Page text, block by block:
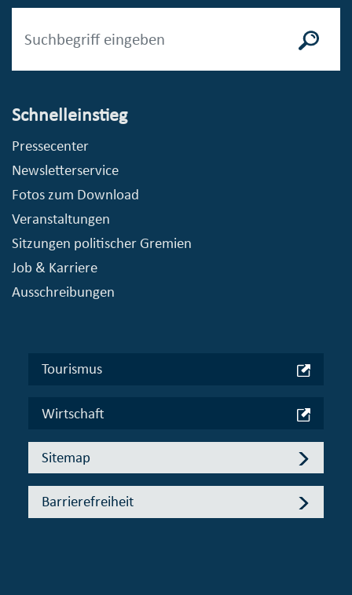
Schnelleinstieg
Pressecenter
Newsletterservice
Fotos zum Download
Veranstaltungen
Sitzungen politischer Gremien
Job & Karriere
Ausschreibungen
Tourismus
Wirtschaft
Sitemap
Barrierefreiheit